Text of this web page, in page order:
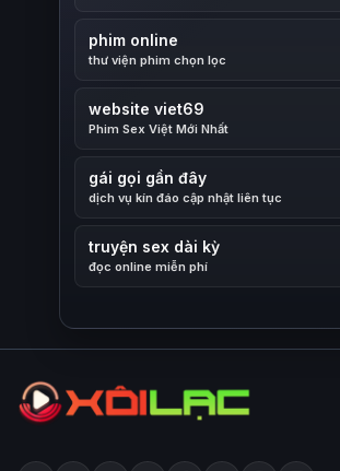
phim online
thư viện phim chọn lọc
website viet69
Phim Sex Việt Mới Nhất
gái gọi gần đây
dịch vụ kín đáo cập nhật liên tục
truyện sex dài kỳ
đọc online miễn phí